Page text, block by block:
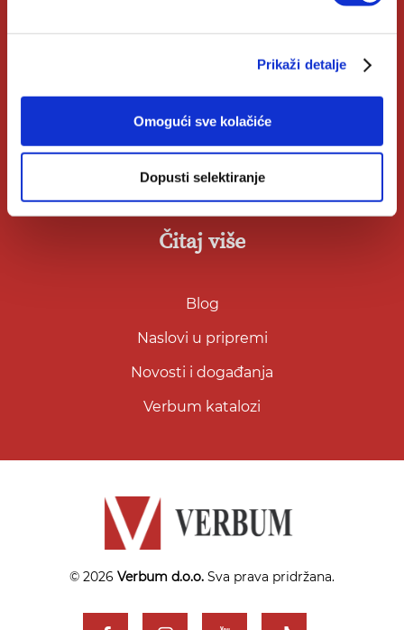
Prikaži detalje
Omogući sve kolačiće
Dopusti selektiranje
Opći uvjeti
Izjava o privatnosti
Zahtjev za raskid ugovora
Čitaj više
Blog
Naslovi u pripremi
Novosti i događanja
Verbum katalozi
© 2026 Verbum d.o.o. Sva prava pridržana.